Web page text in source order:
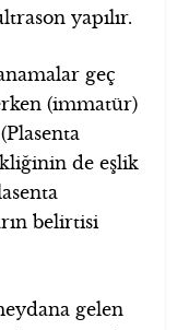
yapılır.
geç
(immatür)
de eşlik
belirtisi
gelen